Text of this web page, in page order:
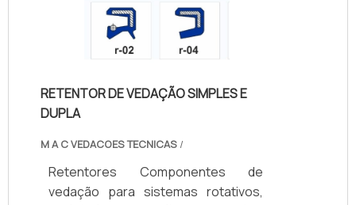
RETENTOR DE VEDAÇÃO SIMPLES E
DUPLA
M A C VEDACOES TECNICAS /
Retentores Componentes de
vedação para sistemas rotativos,